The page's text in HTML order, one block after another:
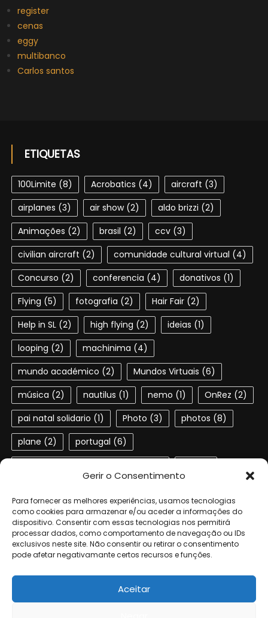
Gerir o Consentimento
Para fornecer as melhores experiências, usamos tecnologias
como cookies para armazenar e/ou aceder a informações do
dispositivo. Consentir com essas tecnologias nos permitirá
processar dados, como comportamento de navegação ou IDs
exclusivos neste site. Não consentir ou retirar o consentimento
pode afetar negativamante certos recursos e funções.
Aceitar
register
cenas
eggy
multibanco
Carlos santos
ETIQUETAS
100Limite (8) Acrobatics (4) aircraft (3)
airplanes (3) air show(2) aldo brizzi (2)
Animações (2) brasil (2) ccv(3)
civilian aircraft (2) comunidade cultural virtual (4)
Concurso (2) conferencia (4) donativos (1)
Flying (5) fotografia (2) Hair Fair(2)
Help in SL(2) high flying (2) ideias (1)
looping (2) machinima (4)
mundo académico (2) Mundos Virtuais (6)
música (2) nautilus (1) nemo (1) OnRez (2)
pai natal solidario (1) Photo (3) photos (8)
plane (2) portugal (6)
solidariedade(2) steampunk(1) ted(2)
terra dos sonhos(4) TSF(3)
Universidade de Aveiro(4) verne(1)